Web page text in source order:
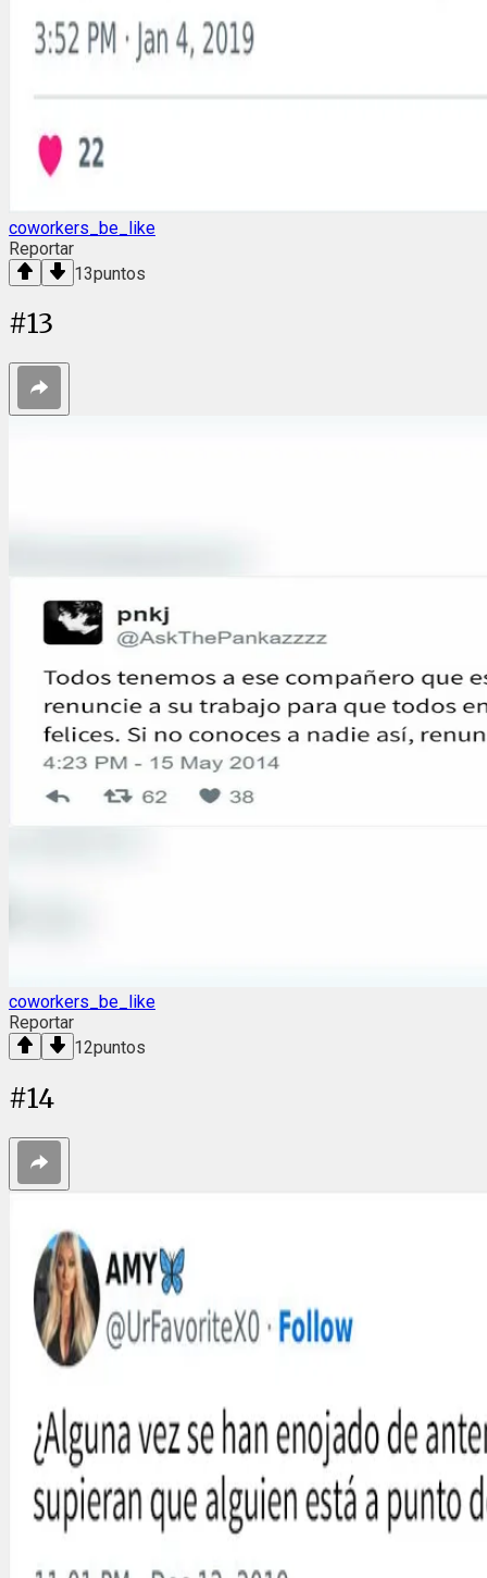
coworkers_be_like
Reportar
13puntos
#13
coworkers_be_like
Reportar
12puntos
#14